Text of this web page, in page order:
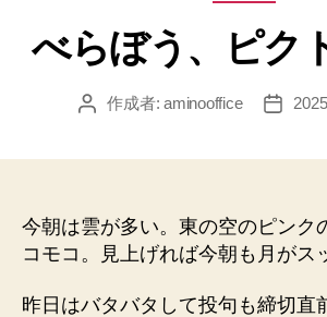
か
も
の
グ
ゴ
リ
べらぼう、ピク
投
作成者:aminooffice
投
今朝は雲が多い。東の空のピンク
コモコ。見上げれば今朝も月がス
昨日はバタバタして投句も締切直